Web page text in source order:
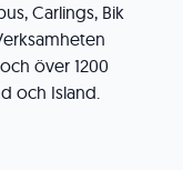
Carlings, Bik
över 1200
och Island.